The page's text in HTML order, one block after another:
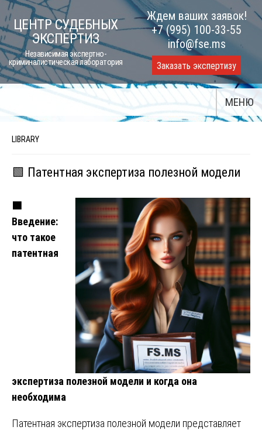
Skip
to
content
ЦЕНТР СУДЕБНЫХ
ЭКСПЕРТИЗ
Независимая экспертно-
криминалистическая лаборатория
Ждем ваших заявок!
+7 (995) 100-33-55
info@fse.ms
Заказать экспертизу
МЕНЮ
LIBRARY
🟩 Патентная экспертиза полезной модели
🟩
Введение:
что такое
патентная
экспертиза полезной модели и когда она
необходима
Патентная экспертиза полезной модели представляет